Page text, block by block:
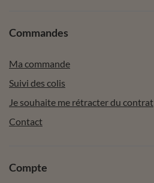
Commandes
Ma commande
Suivi des colis
Je souhaite me rétracter du contrat
Contact
Compte